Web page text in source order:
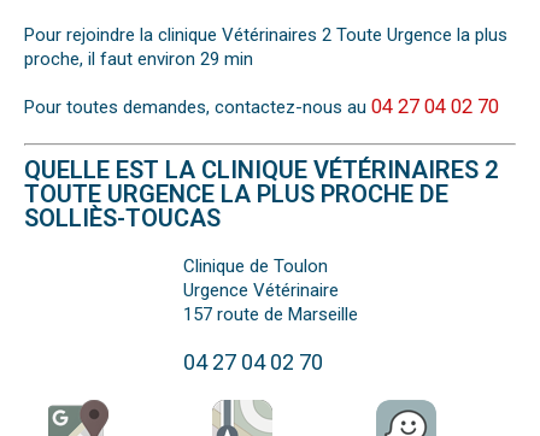
Pour rejoindre la clinique Vétérinaires 2 Toute Urgence la plus
proche, il faut environ 29 min
Pour toutes demandes, contactez-nous au 04 27 04 02 70
QUELLE EST LA CLINIQUE VÉTÉRINAIRES 2
TOUTE URGENCE LA PLUS PROCHE DE
SOLLIÈS-TOUCAS
Clinique de Toulon
Urgence Vétérinaire
157 route de Marseille
04 27 04 02 70